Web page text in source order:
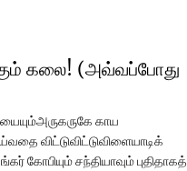
கலை! (அவ்வப்போது
காய
விட்டுவிட்டுவிளையாடிக்
கோபியும் சந்தியாவும் புதிதாகத்